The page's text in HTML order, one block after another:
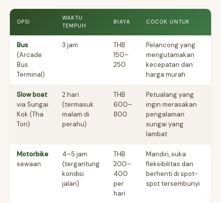
OPSI
WAKTU
TEMPUH
BIAYA COCOK UNTUK
Bus
(Arcade
Bus
Terminal)
3 jam
THB
150–
250
Pelancong yang
mengutamakan
kecepatan dan
harga murah
Slow boat
via Sungai
Kok (Tha
Ton)
2 hari
(termasuk
malam di
perahu)
THB
600–
800
Petualang yang
ingin merasakan
pengalaman
sungai yang
lambat
Motorbike
sewaan
4–5 jam
(tergantung
kondisi
jalan)
THB
200–
400
per
hari
Mandiri, suka
fleksibilitas dan
berhenti di spot-
spot tersembunyi